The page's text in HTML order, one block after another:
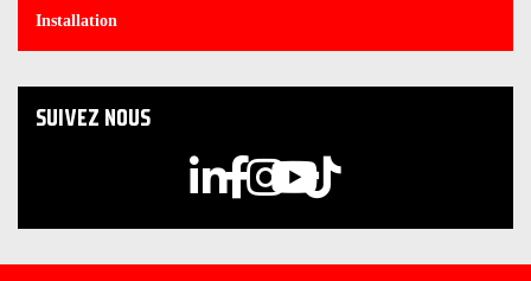
Installation
SUIVEZ NOUS